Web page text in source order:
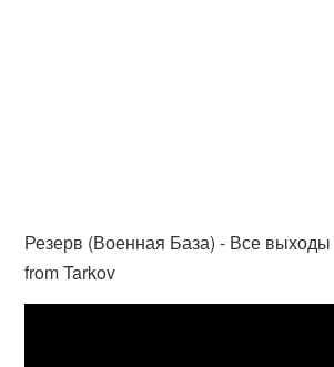
Резерв (Военная База) - Все
from Tarkov